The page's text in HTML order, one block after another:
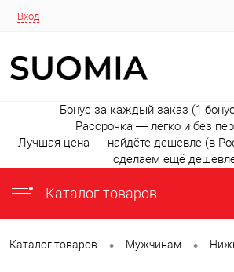
Вход
Бонус за каждый заказ (1
Рассрочка — легко и без
Лучшая цена — найдёте дешевле (в
сделаем ещё
Каталог товаров
Каталог товаров • Мужчинам •